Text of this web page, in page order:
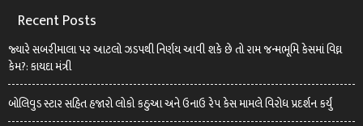
Recent Posts
જ્યારે સબરીમાલા પર આટલો ઝડપથી નિર્ણય આવી શકે છે તો રામ જન્મભૂમિ કેસમાં વિઘ્ન
કેમ?: કાયદા મંત્રી
બોલિવુડ સ્ટાર સહિત હજારો લોકો કઠુઆ અને ઉનાઉ રેપ કેસ મામલે વિરોધ પ્રદર્શન કર્યું